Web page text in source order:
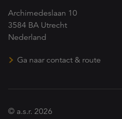
Archimedeslaan 10
3584 BA Utrecht
Nederland
Ga naar contact & route
© a.s.r. 2026